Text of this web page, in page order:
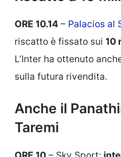
ORE 10.14 Palacios al
riscatto è fissato sui 10
L’Inter ha ottenuto
sulla futura rivendita.
Anche il
Taremi
ORE 10 – Sky Sport: